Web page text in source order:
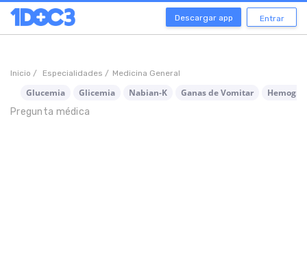
Descargar app Entrar
Inicio / Especialidades / Medicina General
Glucemia Glicemia Nabian-K Ganas de Vomitar
Pregunta médica